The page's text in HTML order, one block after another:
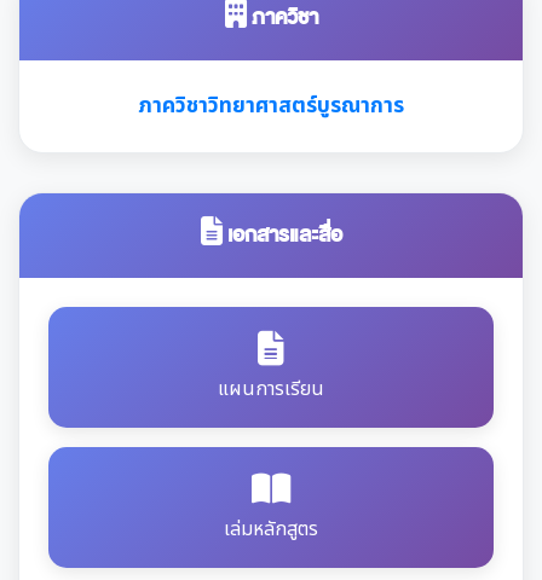
ภาควิชา
ภาควิชาวิทยาศาสตร์บูรณาการ
เอกสารและสื่อ
แผนการเรียน
เล่มหลักสูตร